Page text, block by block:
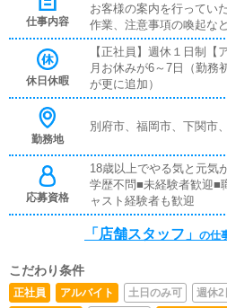
仕事内容
お客様の案内を行ってい
作業、注意事項の喚起な
アルや、先輩スタッフに
覚えていただきますので
す。■企画の立案店舗イ
を提案していただきます
など、売上UPに繋がる
す。■キャスト管理お店
の方が稼げるようにイン
記）などの使い方などの
す。■PC更新業務ヘブン
店舗情報更新作業を行っ
情報やイベント、求人ブ
はボタンを押すだけや、
お過ごしいただくため、
行っていただきます。
休日休暇
【正社員】週休１日制【
月お休みが6～7日（勤務
が更に追加）
勤務地
別府市、福岡市、下関市
応募資格
18歳以上でやる気と元気
学歴不問■未経験者歓迎■
ャスト経験者も歓迎
「店舗スタッフ」 の仕
こだわり条件
正社員 アルバイト 土日のみ可 週休2